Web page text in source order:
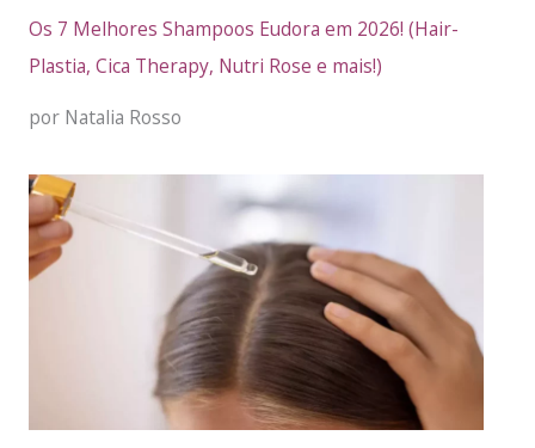
Os 7 Melhores Shampoos Eudora em 2026! (Hair-
Plastia, Cica Therapy, Nutri Rose e mais!)
por Natalia Rosso